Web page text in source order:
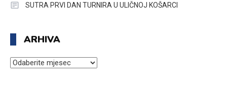
SUTRA PRVI DAN TURNIRA U ULIČNOJ KOŠARCI
ARHIVA
ARHIVA